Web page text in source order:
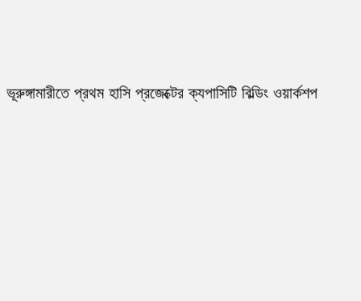
ভূরুঙ্গামারীতে প্রথম হাসি প্রজেক্টের ক্যপাসিটি বিল্ডিং ওয়ার্কশপ